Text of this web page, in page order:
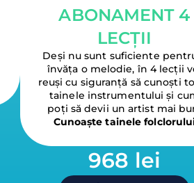
ABONAMENT 4
LECȚII
Deși nu sunt suficiente
învăța o melodie, în 4 lecții
reuși cu siguranță să cunoști
tainele instrumentului și
poți să devii un artist mai
Cunoaște tainele
968 lei